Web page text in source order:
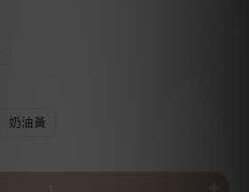
奶油黃